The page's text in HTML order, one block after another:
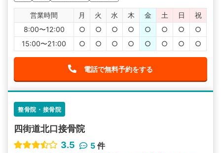
営業時間 月 火 水 木 金 土 日
祝
8:00〜12:00
○ ○ ○ ○ ○ ○ ○
○
15:00〜21:00
○ ○ ○ ○ ○ ○ ○ ○
電話で無料予約をする
整骨院・接骨院
四街道北口接骨院
3.5
5 件